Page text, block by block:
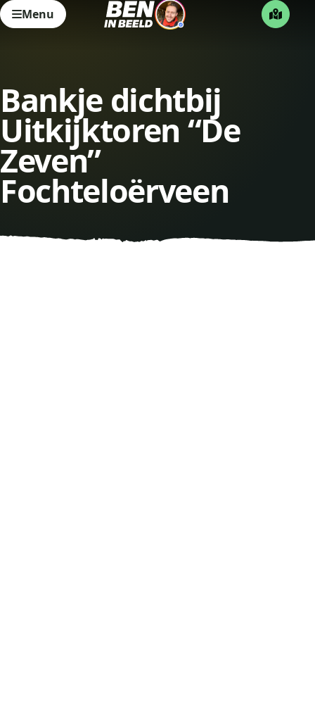
Menu
Bankje dichtbij
Uitkijktoren “De
Zeven”
Fochteloërveen